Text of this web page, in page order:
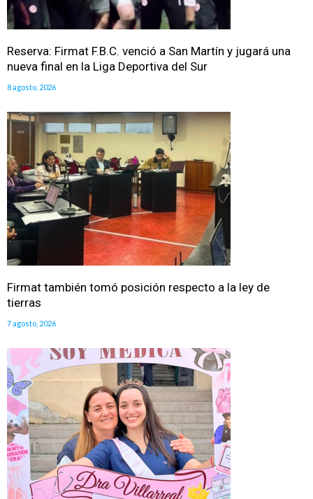
Reserva: Firmat F.B.C. venció a San Martín y jugará una
nueva final en la Liga Deportiva del Sur
8 agosto, 2026
Firmat también tomó posición respecto a la ley de
tierras
7 agosto, 2026